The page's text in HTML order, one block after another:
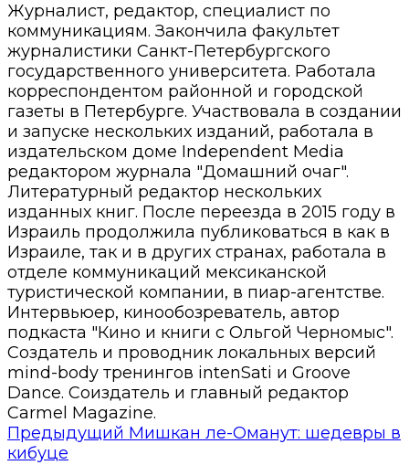
Журналист, редактор, специалист по
коммуникациям. Закончила факультет
журналистики Санкт-Петербургского
государственного университета. Работала
корреспондентом районной и городской
газеты в Петербурге. Участвовала в создании
и запуске нескольких изданий, работала в
издательском доме Independent Media
редактором журнала "Домашний очаг".
Литературный редактор нескольких
изданных книг. После переезда в 2015 году в
Израиль продолжила публиковаться в как в
Израиле, так и в других странах, работала в
отделе коммуникаций мексиканской
туристической компании, в пиар-агентстве.
Интервьюер, кинообозреватель, автор
подкаста "Кино и книги с Ольгой Черномыс".
Создатель и проводник локальных версий
mind-body тренингов intenSati и Groove
Dance. Соиздатель и главный редактор
Carmel Magazine.
Предыдущий Мишкан ле-Оманут: шедевры в
кибуце